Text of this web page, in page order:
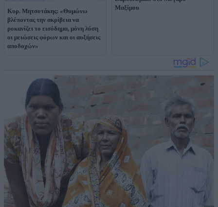
Κυρ. Μητσοτάκης: «Θυμώνω
βλέποντας την ακρίβεια να
ροκανίζει το εισόδημα, μόνη λύση
οι μειώσεις φόρων και οι αυξήσεις
αποδοχών»
Μαξίμου